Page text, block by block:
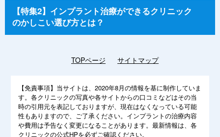
【特集2】インプラント治療ができるクリニック
のかしこい選び方とは？
TOPページ サイトマップ
【免責事項】 当サイトは、2020年8月の情報を基に制作していま
す。各クリニックの写真や各サイトからの口コミなどはその当
時の引用元を表記しておりますが、現在はなくなっている可能
性もありますので、ご了承ください。インプラントの治療内容
や費用は予告なく変更になることがあります。最新情報は、各
クリニックの公式HPを必ずご確認ください。